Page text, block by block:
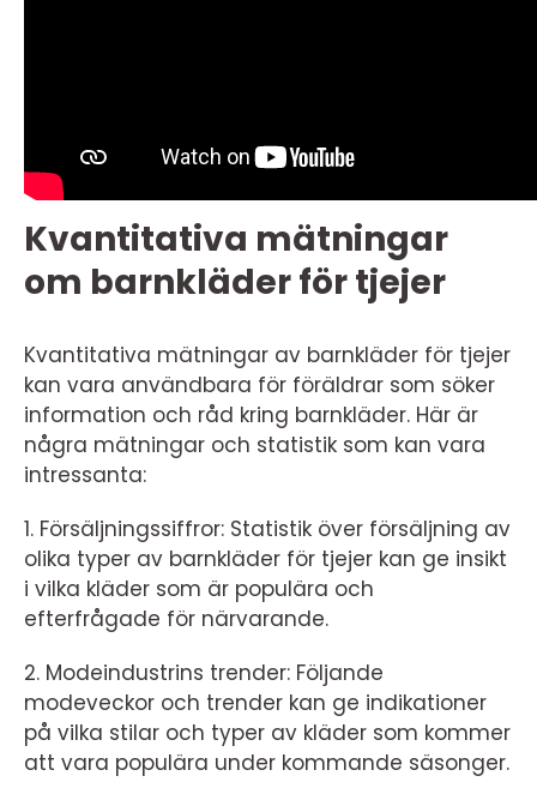
Kvantitativa mätningar
om barnkläder för tjejer
Kvantitativa mätningar av barnkläder för tjejer
kan vara användbara för föräldrar som söker
information och råd kring barnkläder. Här är
några mätningar och statistik som kan vara
intressanta:
1. Försäljningssiffror: Statistik över försäljning av
olika typer av barnkläder för tjejer kan ge insikt
i vilka kläder som är populära och
efterfrågade för närvarande.
2. Modeindustrins trender: Följande
modeveckor och trender kan ge indikationer
på vilka stilar och typer av kläder som kommer
att vara populära under kommande säsonger.